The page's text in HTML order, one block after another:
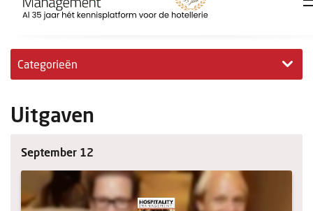
Categorieën
Hotelovernames
HM+
Jong & Ambitieus
Uitgaven
September 12